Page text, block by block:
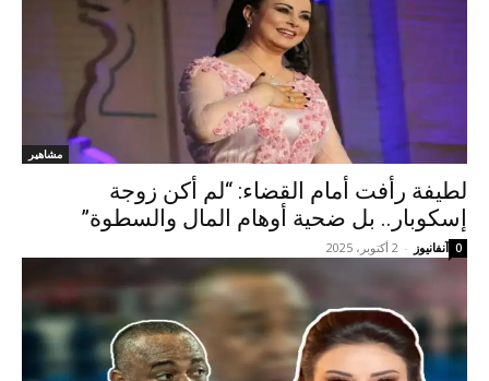
مشاهير
لطيفة رأفت أمام القضاء: “لم أكن زوجة
إسكوبار.. بل ضحية أوهام المال والسطوة”
آنفانيوز - 2 أكتوبر، 2025 0